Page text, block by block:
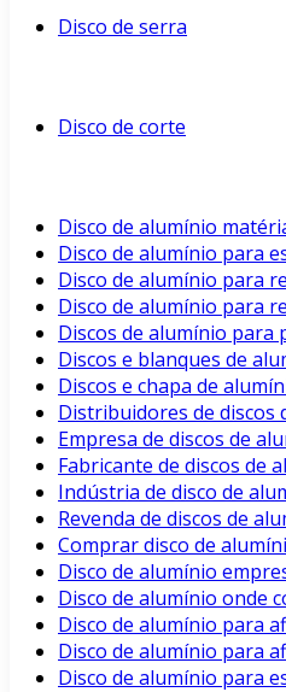
Disco de serra
Disco de corte
Disco de alumínio
Disco de alumínio para
Disco de alumínio para
Disco de alumínio para
Discos de alumínio para
Discos e blanques de
Discos e chapa de
Distribuidores de discos
Empresa de discos de
Fabricante de discos de
Indústria de disco de
Revenda de discos de
Comprar disco de
Disco de alumínio
Disco de alumínio onde
Disco de alumínio para
Disco de alumínio para
Disco de alumínio para